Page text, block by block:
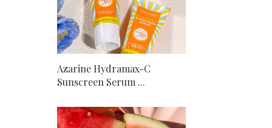
Azarine Hydramax-C
Sunscreen Serum ...